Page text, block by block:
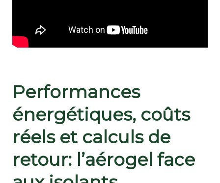
Performances
énergétiques, coûts
réels et calculs de
retour: l’aérogel face